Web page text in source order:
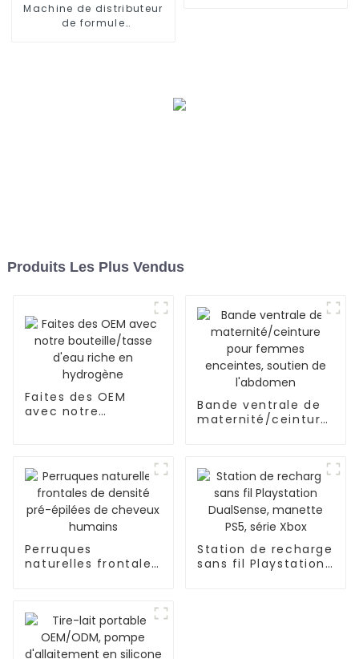
Machine de distributeur
de formule
Produits Les Plus Vendus
Faites des OEM
avec notre
Bande ventrale de
maternité/ceinture
Perruques
naturelles frontales
Station de recharge
sans fil Playstation